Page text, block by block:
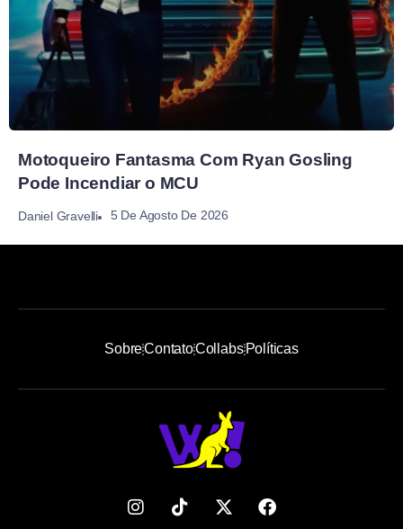
Motoqueiro Fantasma Com Ryan Gosling
Pode Incendiar o MCU
Daniel Gravelli 5 De Agosto De 2026
SobreContatoCollabsPolíticas